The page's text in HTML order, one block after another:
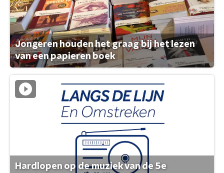
Jongeren houden het graag bij het lezen
van een papieren boek
Hardlopen op de muziek van de 5e